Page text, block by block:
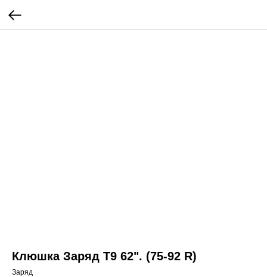
Клюшка Заряд Т9 62". (75-92 R)
Заряд